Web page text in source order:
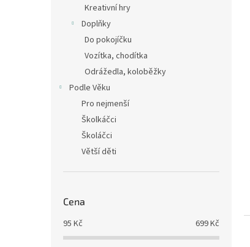
Kreativní hry
Doplňky
Do pokojíčku
Vozítka, chodítka
Odrážedla, koloběžky
Podle Věku
Pro nejmenší
Školkáčci
Školáčci
Větší děti
Cena
95 Kč 699Kč